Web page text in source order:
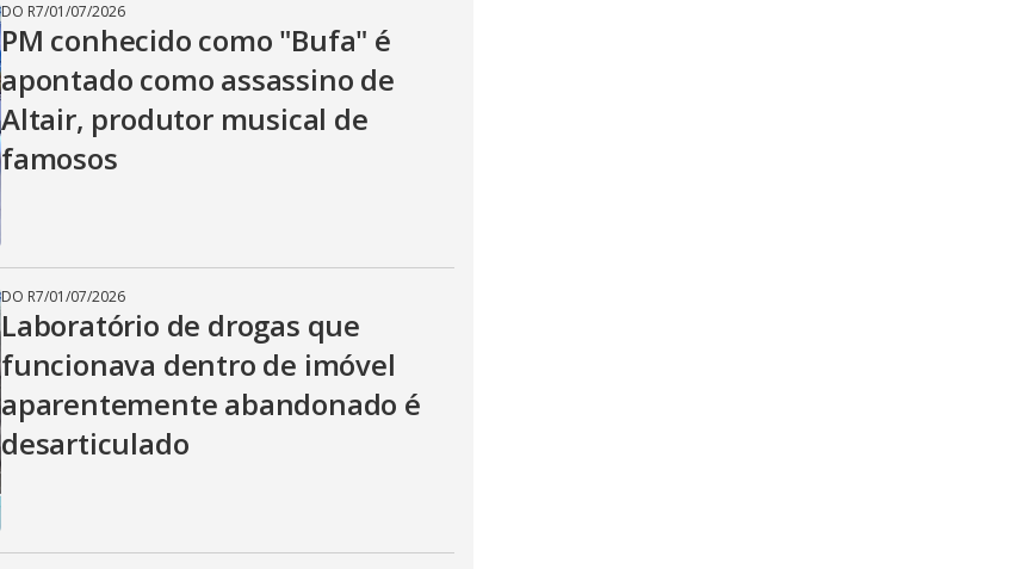
DO R7/01/07/2026
PM conhecido como "Bufa" é
apontado como assassino de
Altair, produtor musical de
famosos
DO R7/01/07/2026
Laboratório de drogas que
funcionava dentro de imóvel
aparentemente abandonado é
desarticulado